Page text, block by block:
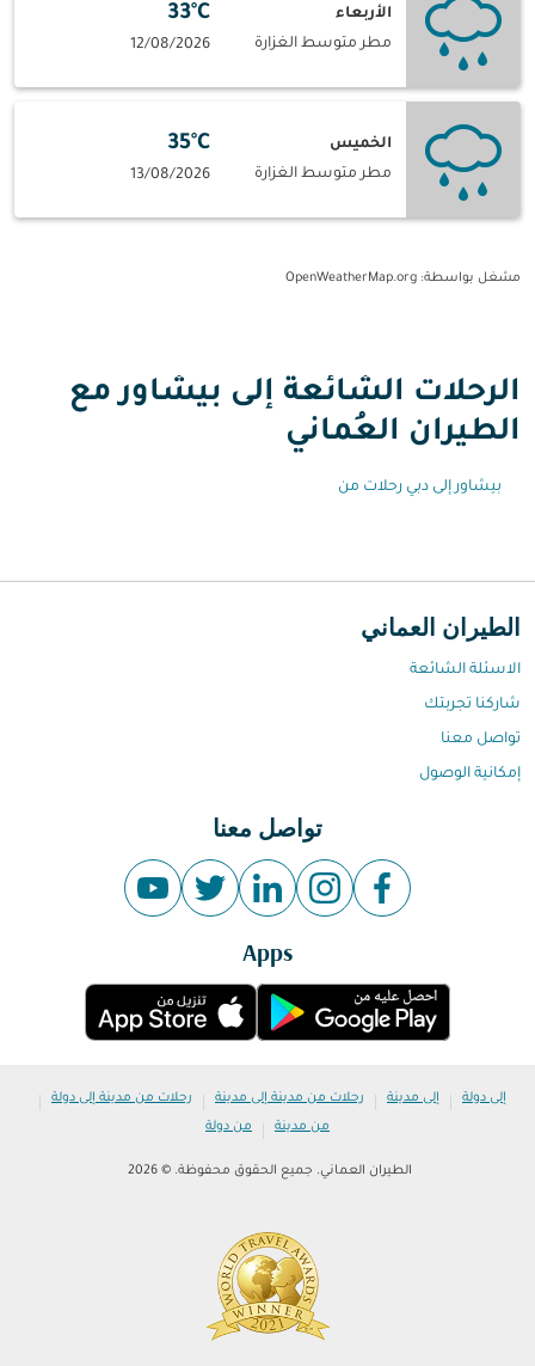
الأربعاء
مطر متوسط الغزارة
33°C
12/08/2026
الخميس
مطر متوسط الغزارة
35°C
13/08/2026
مشغل بواسطة: OpenWeatherMap.org
الرحلات الشائعة إلى بيشاور مع
الطيران العُماني
بيشاور إلى دبي رحلات من
الطيران العماني
الاسئلة الشائعة
شاركنا تجربتك
تواصل معنا
إمكانية الوصول
تواصل معنا
Apps
إلى دولة | إلى مدينة | رحلات من مدينة إلى مدينة | رحلات من مدينة إلى دولة |
من مدينة | من دولة
الطيران العماني. جميع الحقوق محفوظة. © 2026